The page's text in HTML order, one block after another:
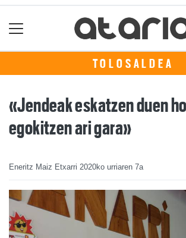
TOLOSALDEA
«Jendeak eskatzen duen
egokitzen ari gara»
Eneritz Maiz Etxarri 2020ko urriaren 7a